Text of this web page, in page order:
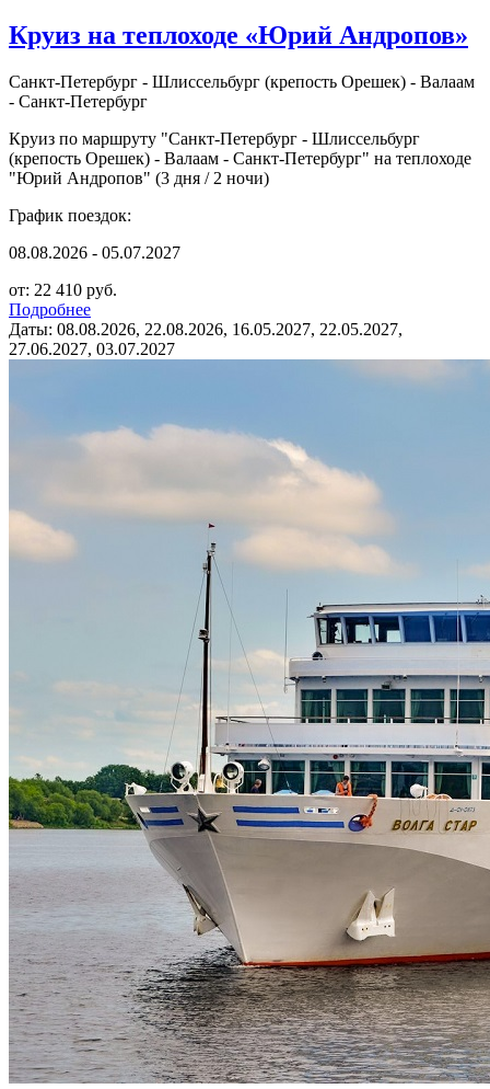
Круиз на теплоходе «Юрий Андропов»
Санкт-Петербург - Шлиссельбург (крепость Орешек) - Валаам
- Санкт-Петербург
Круиз по маршруту "Санкт-Петербург - Шлиссельбург
(крепость Орешек) - Валаам - Санкт-Петербург" на теплоходе
"Юрий Андропов" (3 дня / 2 ночи)
График поездок:
08.08.2026 - 05.07.2027
от: 22 410 руб.
Подробнее
Даты: 08.08.2026, 22.08.2026, 16.05.2027, 22.05.2027,
27.06.2027, 03.07.2027